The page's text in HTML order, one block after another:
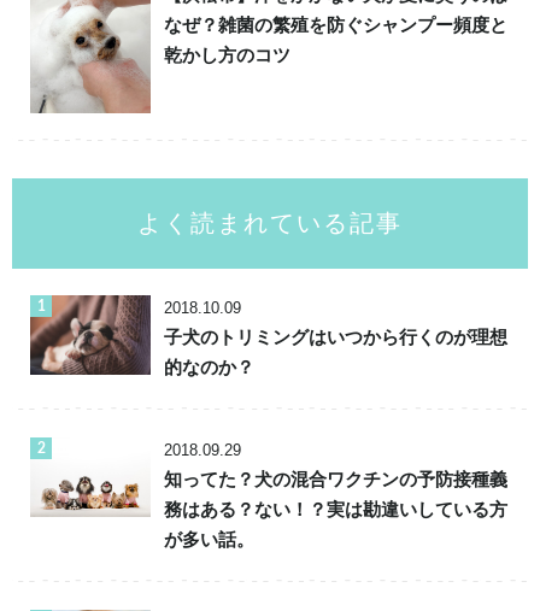
なぜ？雑菌の繁殖を防ぐシャンプー頻度と
乾かし方のコツ
よく読まれている記事
2018.10.09
子犬のトリミングはいつから行くのが理想
的なのか？
2018.09.29
知ってた？犬の混合ワクチンの予防接種義
務はある？ない！？実は勘違いしている方
が多い話。